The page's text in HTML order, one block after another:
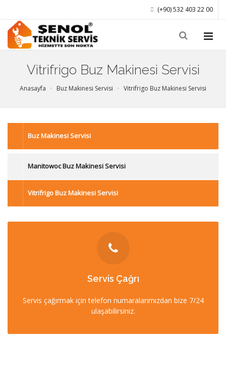
(+90) 532 403 22 00
Vitrifrigo Buz Makinesi Servisi
Anasayfa Buz Makinesi Servisi Vitrifrigo Buz Makinesi Servisi
Buz Makinesi Servisi
Manitowoc Buz Makinesi Servisi
Vitrifrigo Buz Makinesi Servisi
Servis Çağrı
Servis çağırmak için telefon numaralarımızdan bize 7/24
ulaşabilirsiniz.
İLETİŞİM
0212 358 57 57
0532 403 22 00 (7/24)